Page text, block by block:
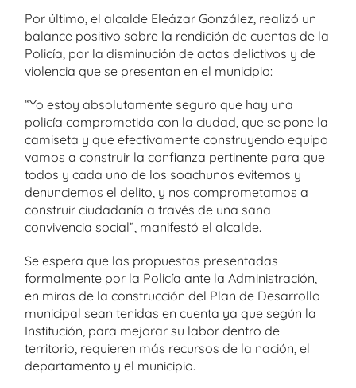
Por último, el alcalde Eleázar González, realizó un
balance positivo sobre la rendición de cuentas de la
Policía, por la disminución de actos delictivos y de
violencia que se presentan en el municipio:
“Yo estoy absolutamente seguro que hay una
policía comprometida con la ciudad, que se pone la
camiseta y que efectivamente construyendo equipo
vamos a construir la confianza pertinente para que
todos y cada uno de los soachunos evitemos y
denunciemos el delito, y nos comprometamos a
construir ciudadanía a través de una sana
convivencia social”, manifestó el alcalde.
Se espera que las propuestas presentadas
formalmente por la Policía ante la Administración,
en miras de la construcción del Plan de Desarrollo
municipal sean tenidas en cuenta ya que según la
Institución, para mejorar su labor dentro de
territorio, requieren más recursos de la nación, el
departamento y el municipio.